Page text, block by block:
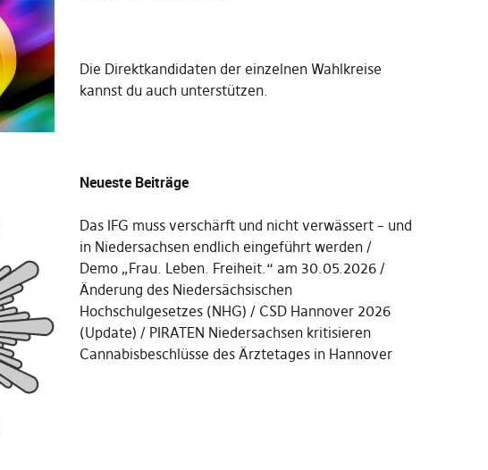
Die Direktkandidaten der einzelnen Wahlkreise
kannst du auch unterstützen.
Neueste Beiträge
Das IFG muss verschärft und nicht verwässert – und
in Niedersachsen endlich eingeführt werden
Demo „Frau. Leben. Freiheit.“ am 30.05.2026
Änderung des Niedersächsischen
Hochschulgesetzes (NHG)
CSD Hannover 2026
(Update)
PIRATEN Niedersachsen kritisieren
Cannabisbeschlüsse des Ärztetages in Hannover